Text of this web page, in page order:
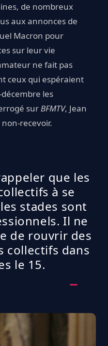
de nombreux
aux annonces de
Macron pour
sur leur vie
ne fait pas
ceux qui espéraient
les
surBFMTV, Jean
recevoir.
que les
à se
stades sont
Il ne
de rouvrir des
collectifs dans
le 15.